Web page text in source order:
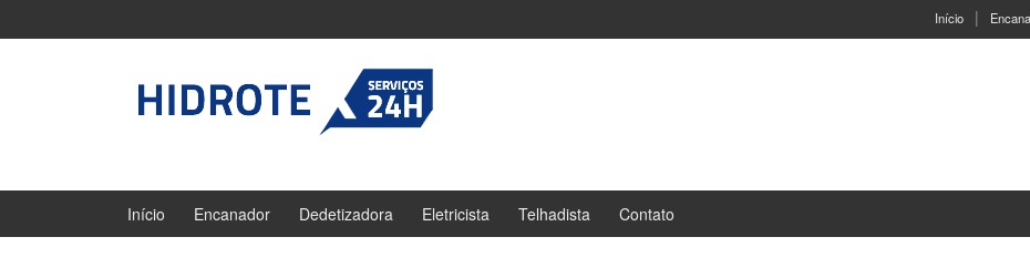
Início
Início Encanador Dedetizadora Eletricista Telhadista Contato